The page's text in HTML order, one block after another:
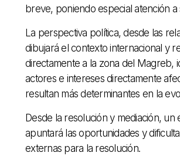
breve, poniendo especial atención a
La perspectiva política, desde las
dibujará el contexto internacional y
directamente a la zona del Magreb,
actores e intereses directamente
resultan más determinantes en la
Desde la resolución y mediación, un
apuntará las oportunidades y
externas para la resolución.